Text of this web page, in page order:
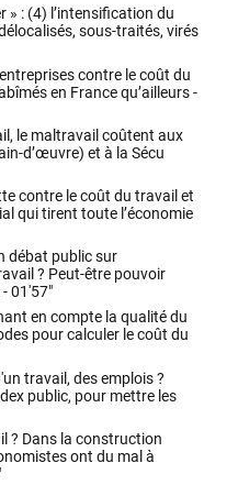
» : (4) l’intensification du
sous-traités, virés
contre le coût du
en France qu’ailleurs -
le maltravail coûtent aux
d’œuvre) et à la Sécu
contre le coût du travail et
qui tirent toute l’économie
débat public sur
? Peut-être pouvoir
-01'57"
en compte la qualité du
pour calculer le coût du
travail, des emplois ?
public, pour mettre les
? Dans la construction
ont du mal à